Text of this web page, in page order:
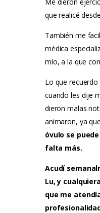
que realicé
También me
médica
mío, a la que
Lo que
cuando les dije
dieron malas
animaron, ya que
óvulo se
falta más.
Acudí
Lu, y
que me